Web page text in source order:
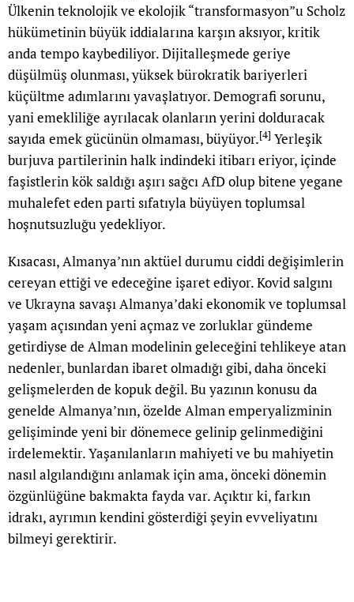
Ülkenin teknolojik ve ekolojik “transformasyon”u Scholz
hükümetinin büyük iddialarına karşın aksıyor, kritik
anda tempo kaybediliyor. Dijitalleşmede geriye
düşülmüş olunması, yüksek bürokratik bariyerleri
küçültme adımlarını yavaşlatıyor. Demografi sorunu,
yani emekliliğe ayrılacak olanların yerini dolduracak
sayıda emek gücünün olmaması, büyüyor.[4] Yerleşik
burjuva partilerinin halk indindeki itibarı eriyor, içinde
faşistlerin kök saldığı aşırı sağcı AfD olup bitene yegane
muhalefet eden parti sıfatıyla büyüyen toplumsal
hoşnutsuzluğu yedekliyor.
Kısacası, Almanya’nın aktüel durumu ciddi değişimlerin
cereyan ettiği ve edeceğine işaret ediyor. Kovid salgını
ve Ukrayna savaşı Almanya’daki ekonomik ve toplumsal
yaşam açısından yeni açmaz ve zorluklar gündeme
getirdiyse de Alman modelinin geleceğini tehlikeye atan
nedenler, bunlardan ibaret olmadığı gibi, daha önceki
gelişmelerden de kopuk değil. Bu yazının konusu da
genelde Almanya’nın, özelde Alman emperyalizminin
gelişiminde yeni bir dönemece gelinip gelinmediğini
irdelemektir. Yaşanılanların mahiyeti ve bu mahiyetin
nasıl algılandığını anlamak için ama, önceki dönemin
özgünlüğüne bakmakta fayda var. Açıktır ki, farkın
idrakı, ayrımın kendini gösterdiği şeyin evveliyatını
bilmeyi gerektirir.